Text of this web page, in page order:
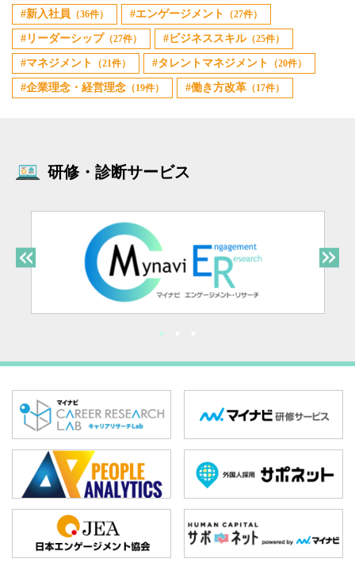
新入社員 （36件） エンゲージメント （27件）
リーダーシップ（27件） ビジネススキル（25件）
マネジメント （21件） タレントマネジメント （20件）
企業理念・経営理念 （19件） 働き方改革 （17件）
研修・診断サービス